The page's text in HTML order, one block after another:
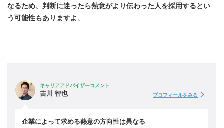
なるため、判断に迷ったら熱意がより伝わった人を採用するとい
う可能性もありますよ。
キャリアアドバイザーコメント
吉川 智也 プロフィールをみる
企業によって求める熱意の方向性は異なる